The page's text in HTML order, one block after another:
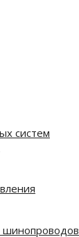
систем
шинопроводов